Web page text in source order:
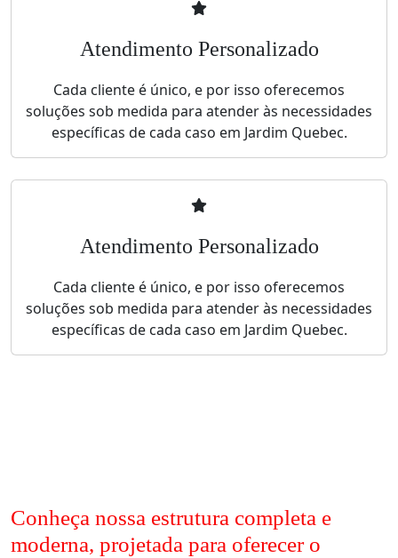
Atendimento Personalizado
Cada cliente é único, e por isso oferecemos
soluções sob medida para atender às necessidades
específicas de cada caso em Jardim Quebec.
Atendimento Personalizado
Cada cliente é único, e por isso oferecemos
soluções sob medida para atender às necessidades
específicas de cada caso em Jardim Quebec.
Conheça nossa estrutura completa e
moderna, projetada para oferecer o